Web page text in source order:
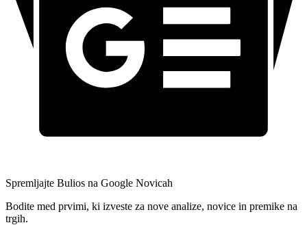
Spremljajte Bulios na Google Novicah
Bodite med prvimi, ki izveste za nove analize, novice in premike na
trgih.